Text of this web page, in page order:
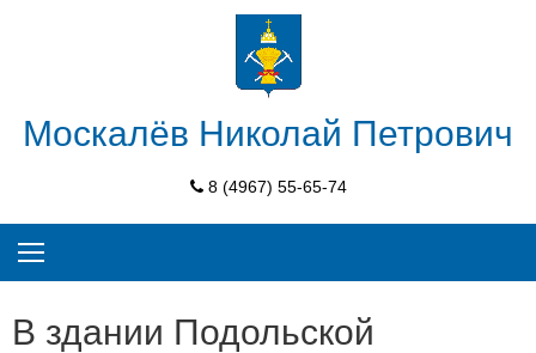
Москалёв Николай Петрович
8 (4967) 55-65-74
В здании Подольской